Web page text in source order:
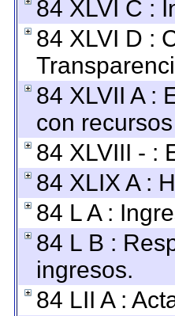
84 XLVI C :
84 XLVI D :
84 XLVII A :
con
84 XLVIII - :
84 XLIX A :
84 L A :
84 L B :
ingresos.
84 LII A :